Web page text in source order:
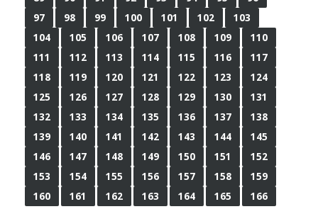
97
98 99 100 101 102
103
104
105 106 107 108 109
110
111
112 113 114 115 116
117
118
119 120 121 122 123
124
125
126 127 128 129 130
131
132
133 134 135 136 137
138
139
140 141 142 143 144
145
146
147 148 149 150 151
152
153
154 155 156 157 158
159
160
161 162 163 164 165 166